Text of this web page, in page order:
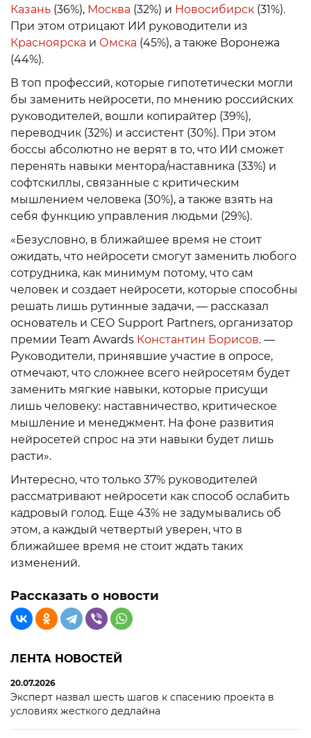
Казань (36%), Москва (32%) и Новосибирск (31%).
При этом отрицают ИИ руководители из
Красноярска и Омска (45%), а также Воронежа
(44%).
В топ профессий, которые гипотетически могли
бы заменить нейросети, по мнению российских
руководителей, вошли копирайтер (39%),
переводчик (32%) и ассистент (30%). При этом
боссы абсолютно не верят в то, что ИИ сможет
перенять навыки ментора/наставника (33%) и
софтскиллы, связанные с критическим
мышлением человека (30%), а также взять на
себя функцию управления людьми (29%).
«Безусловно, в ближайшее время не стоит
ожидать, что нейросети смогут заменить любого
сотрудника, как минимум потому, что сам
человек и создает нейросети, которые способны
решать лишь рутинные задачи, — рассказал
основатель и СЕО Support Partners, организатор
премии Team Awards Константин Борисов. —
Руководители, принявшие участие в опросе,
отмечают, что сложнее всего нейросетям будет
заменить мягкие навыки, которые присущи
лишь человеку: наставничество, критическое
мышление и менеджмент. На фоне развития
нейросетей спрос на эти навыки будет лишь
расти».
Интересно, что только 37% руководителей
рассматривают нейросети как способ ослабить
кадровый голод. Еще 43% не задумывались об
этом, а каждый четвертый уверен, что в
ближайшее время не стоит ждать таких
изменений.
Рассказать о новости
ЛЕНТА НОВОСТЕЙ
20.07.2026
Эксперт назвал шесть шагов к спасению проекта в
условиях жесткого дедлайна